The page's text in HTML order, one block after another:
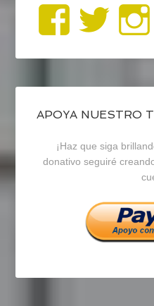
Ver
perfil
de
en
de
en
APOYA NUESTRO
¡Haz que siga
donativo seguiré